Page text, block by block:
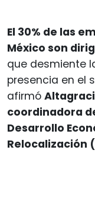
El 30% de las
México son
que desmiente
presencia en el
afirmó
coordinadora
Desarrollo
Relocalización